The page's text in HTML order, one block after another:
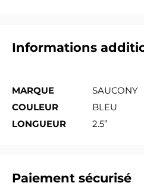
Informations
MARQUE
SAUCONY
COULEUR
BLEU
LONGUEUR
2.5”
Paiement sécurisé